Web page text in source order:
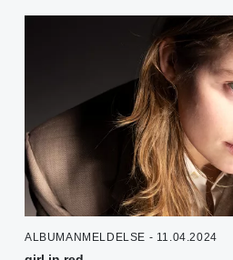
ALBUMANMELDELSE - 11.04.2024